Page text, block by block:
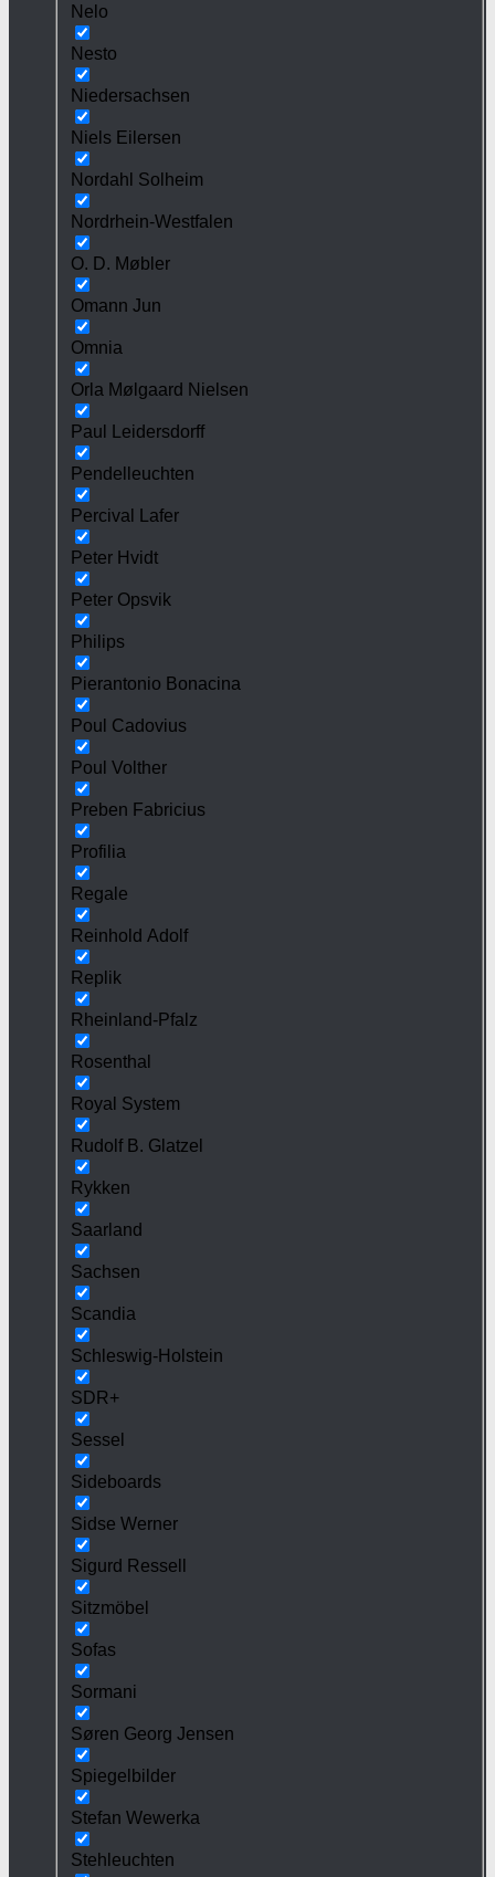
Nelo
Nesto
Niedersachsen
Niels Eilersen
Nordahl Solheim
Nordrhein-Westfalen
O. D. Møbler
Omann Jun
Omnia
Orla Mølgaard Nielsen
Paul Leidersdorff
Pendelleuchten
Percival Lafer
Peter Hvidt
Peter Opsvik
Philips
Pierantonio Bonacina
Poul Cadovius
Poul Volther
Preben Fabricius
Profilia
Regale
Reinhold Adolf
Replik
Rheinland-Pfalz
Rosenthal
Royal System
Rudolf B. Glatzel
Rykken
Saarland
Sachsen
Scandia
Schleswig-Holstein
SDR+
Sessel
Sideboards
Sidse Werner
Sigurd Ressell
Sitzmöbel
Sofas
Sormani
Søren Georg Jensen
Spiegelbilder
Stefan Wewerka
Stehleuchten